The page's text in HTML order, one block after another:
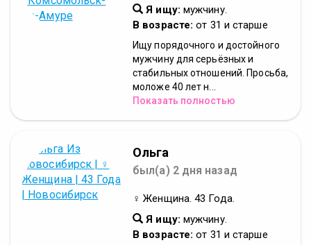
Я ищу: мужчину.
В возрасте: от 31 и старше
Ищу порядочного и достойного
мужчину для серьёзных и
стабильных отношений. Просьба,
моложе 40 лет н...
Показать полностью
Ольга
был(а) 2 дня назад
♀ Женщина. 43 Года.
Я ищу: мужчину.
В возрасте: от 31 и старше